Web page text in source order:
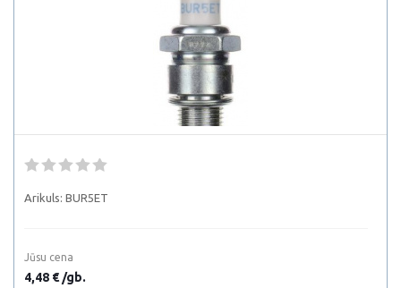
Arikuls: BUR5ET
Jūsu cena
4,48 € /gb.